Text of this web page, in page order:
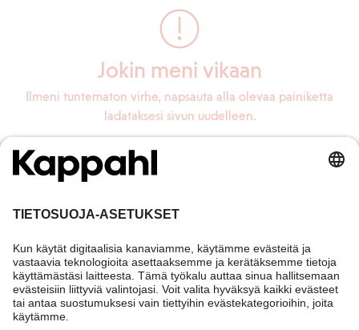
Jokin meni vikaan
Ilmeni tuntematon virhe, napsauta alla olevaa painiketta
ladataksesi sivun uudelleen.
Lataa sivu uudelleen